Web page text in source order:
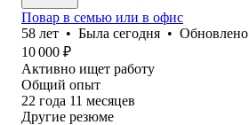
Повар в семью или в офис
58 лет • Была сегодня • Обновлено
10 000 ₽
Активно ищет работу
Общий опыт
22 года 11 месяцев
Другие резюме